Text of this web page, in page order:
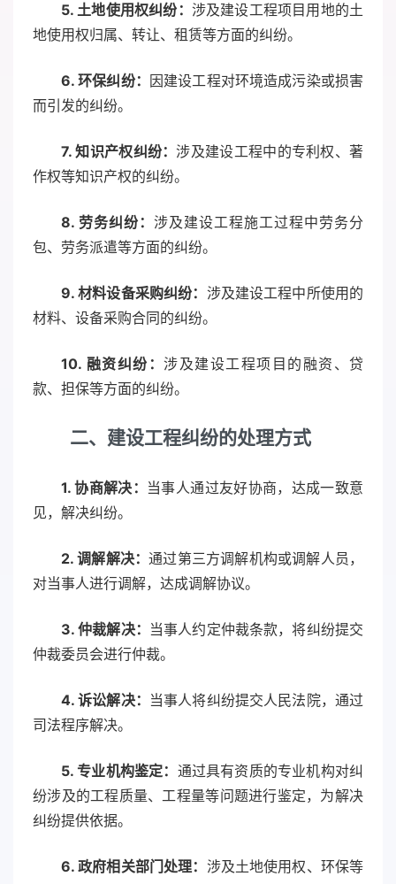
5. 土地使用权纠纷： 涉及建设工程项目用地的土
地使用权归属、转让、租赁等方面的纠纷。
6. 环保纠纷： 因建设工程对环境造成污染或损害
而引发的纠纷。
7. 知识产权纠纷：涉及建设工程中的专利权、著
作权等知识产权的纠纷。
8. 劳务纠纷： 涉及建设工程施工过程中劳务分
包、劳务派遣等方面的纠纷。
9. 材料设备采购纠纷： 涉及建设工程中所使用的
材料、设备采购合同的纠纷。
10. 融资纠纷： 涉及建设工程项目的融资、贷
款、担保等方面的纠纷。
二、建设工程纠纷的处理方式
1. 协商解决： 当事人通过友好协商，达成一致意
见，解决纠纷。
2. 调解解决：通过第三方调解机构或调解人员，
对当事人进行调解，达成调解协议。
3. 仲裁解决： 当事人约定仲裁条款，将纠纷提交
仲裁委员会进行仲裁。
4. 诉讼解决： 当事人将纠纷提交人民法院，通过
司法程序解决。
5. 专业机构鉴定： 通过具有资质的专业机构对纠
纷涉及的工程质量、工程量等问题进行鉴定，为解决
纠纷提供依据。
6. 政府相关部门处理： 涉及土地使用权、环保等